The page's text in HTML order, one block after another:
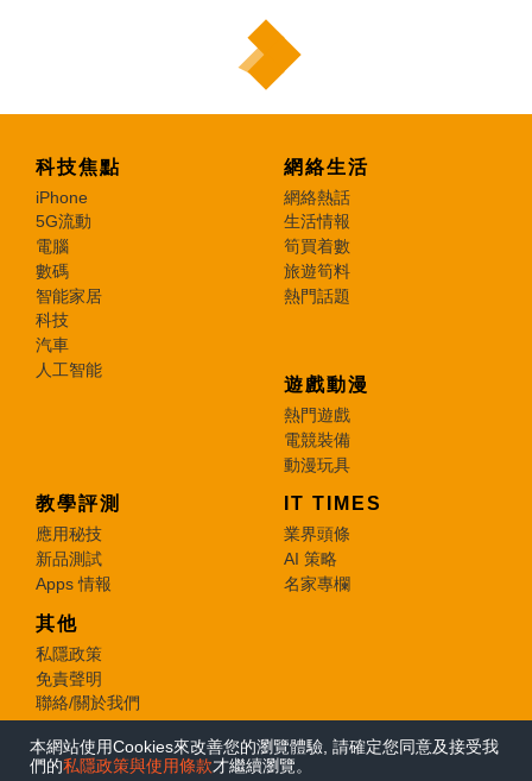
科技焦點
iPhone
5G流動
電腦
數碼
智能家居
科技
汽車
人工智能
網絡生活
網絡熱話
生活情報
筍買着數
旅遊筍料
熱門話題
遊戲動漫
熱門遊戲
電競裝備
動漫玩具
教學評測
應用秘技
新品測試
Apps 情報
IT TIMES
業界頭條
AI 策略
名家專欄
其他
私隱政策
免責聲明
聯絡/關於我們
© 2026 e-zone. All Rights Reserved.
本網站使用Cookies來改善您的瀏覽體驗, 請確定您同意及接受我
們的私隱政策與使用條款才繼續瀏覽。